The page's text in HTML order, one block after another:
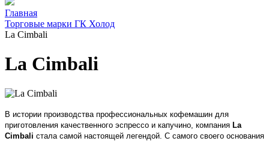
Главная
Торговые марки ГК Холод
La Cimbali
La Cimbali
В истории производства профессиональных кофемашин для
приготовления качественного эспрессо и капучино, компания La
Cimbal i стала самой настоящей легендой. С самого своего основания